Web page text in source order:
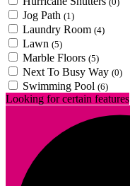
Jog Path (1)
Laundry Room (4)
Lawn (5)
Marble Floors (5)
Next To Busy Way (0)
Swimming Pool (6)
Looking for certain features